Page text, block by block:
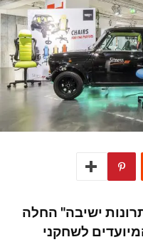
ישיבה" החלה
לשחקני